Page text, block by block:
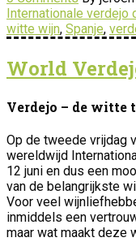
Internationale verdejo
witte wijn, Spanje,
World
Verdejo – de witte
Op de tweede vrijdag
wereldwijd
12 juni en dus een
van de belangrijkste
Voor veel
inmiddels een
maar wat maakt deze